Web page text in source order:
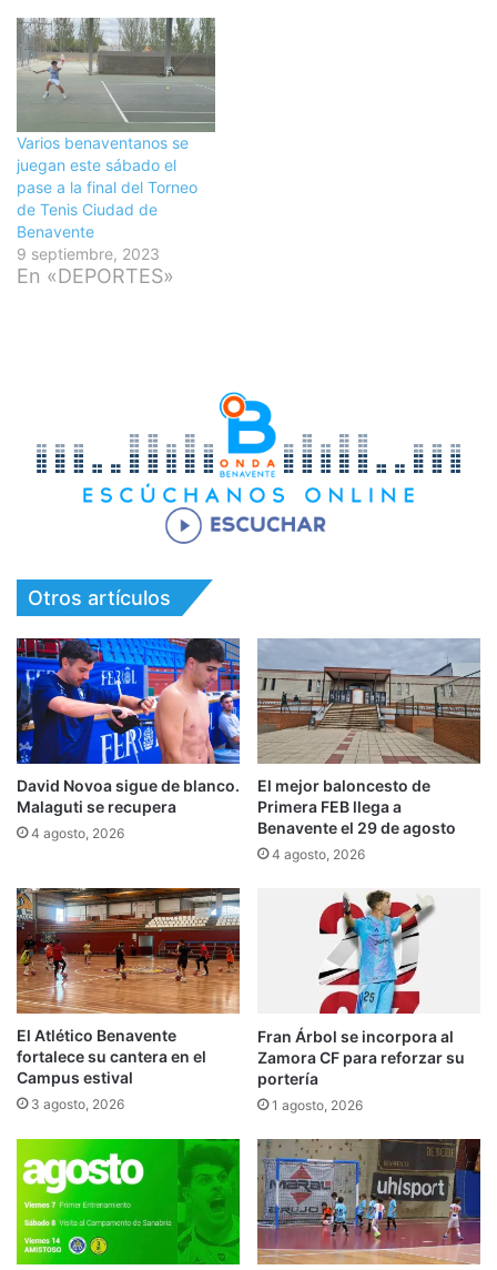
Varios benaventanos se
juegan este sábado el
pase a la final del Torneo
de Tenis Ciudad de
Benavente
9 septiembre, 2023
En «DEPORTES»
Otros artículos
David Novoa sigue de blanco.
Malaguti se recupera
4 agosto, 2026
El mejor baloncesto de
Primera FEB llega a
Benavente el 29 de agosto
4 agosto, 2026
El Atlético Benavente
fortalece su cantera en el
Campus estival
3 agosto, 2026
Fran Árbol se incorpora al
Zamora CF para reforzar su
portería
1 agosto, 2026